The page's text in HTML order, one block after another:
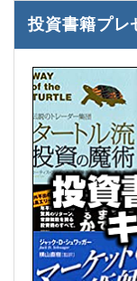
投資書籍プレ